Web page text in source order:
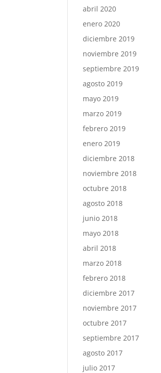
abril 2020
enero 2020
diciembre 2019
noviembre 2019
septiembre 2019
agosto 2019
mayo 2019
marzo 2019
febrero 2019
enero 2019
diciembre 2018
noviembre 2018
octubre 2018
agosto 2018
junio 2018
mayo 2018
abril 2018
marzo 2018
febrero 2018
diciembre 2017
noviembre 2017
octubre 2017
septiembre 2017
agosto 2017
julio 2017